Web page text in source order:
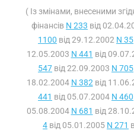
( Із змінами, внесеними
фінансів N 233 від
1100 від 29.12.2002 N 35
12.05.2003 N 441 від
547 від 22.09.2003 N 705
18.02.2004 N 382 від
441 від 05.07.2004 N 460
05.08.2004 N 681 від
4 від 05.01.2005 N 271